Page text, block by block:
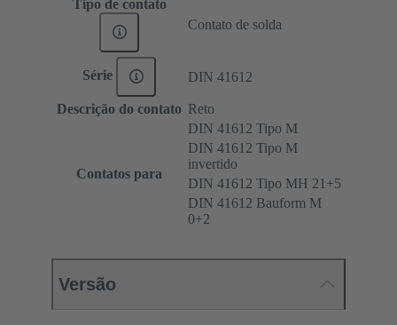
Tipo de contato
Contato de solda
Série DIN 41612
Descrição do contato Reto
Contatos para
DIN 41612 Tipo M
DIN 41612 Tipo M
invertido
DIN 41612 Tipo MH 21+5
DIN 41612 Bauform M
0+2
Versão